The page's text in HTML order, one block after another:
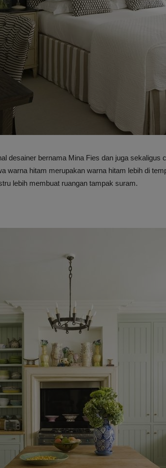
desainer bernama Mina Fies dan juga sekaligus
warna hitam merupakan warna hitam lebih di
lebih membuat ruangan tampak suram.